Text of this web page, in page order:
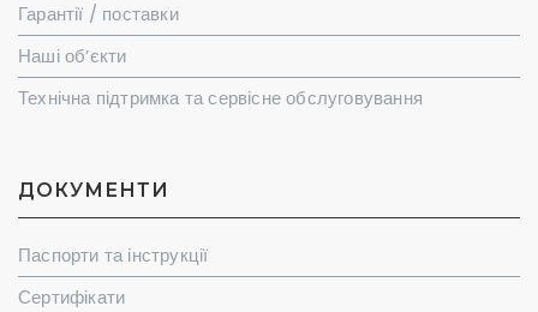
Гарантії / поставки
Наші об’єкти
Технічна підтримка та сервісне обслуговування
ДОКУМЕНТИ
Паспорти та інструкції
Сертифікати